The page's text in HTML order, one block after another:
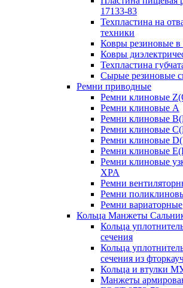
17133-83
Техпластина на
техники
Ковры резиновые в
Ковры
Техпластина
Сырые резиновые
Ремни приводные
Ремни клиновые
Ремни клиновые A
Ремни клиновые
Ремни клиновые
Ремни клиновые
Ремни клиновые
Ремни клиновые
XPA
Ремни
Ремни
Ремни вариаторные
Кольца Манжеты
Кольца
сечения
Кольца
сечения из
Кольца и втулки
Манжеты